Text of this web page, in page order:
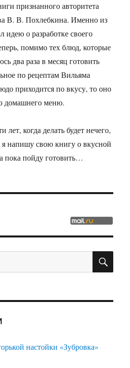
признанного авторитета
В. В. Похлебкина. Именно из
идею о разработке своего
помимо тех блюд, которые
два раза в месяц готовить
по рецептам Вильяма
приходится по вкусу, то оно
домашнего меню.
лет, когда делать будет нечего,
я напишу свою книгу о вкусной
пока пойду готовить…
настойки «Зубровка»